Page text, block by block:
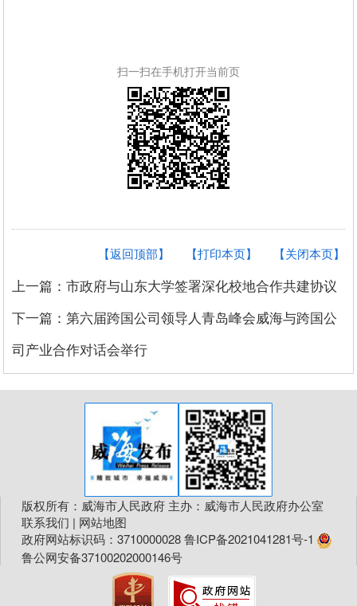
扫一扫在手机打开当前页
【关闭本页】
【打印本页】
【返回顶部】
上一篇：市政府与山东大学签署深化校地合作共建协议
下一篇：第六届跨国公司领导人青岛峰会威海与跨国公
司产业合作对话会举行
版权所有：威海市人民政府 主办：威海市人民政府办公室
联系我们 | 网站地图
政府网站标识码：3710000028鲁ICP备2021041281号-1
鲁公网安备37100202000146号